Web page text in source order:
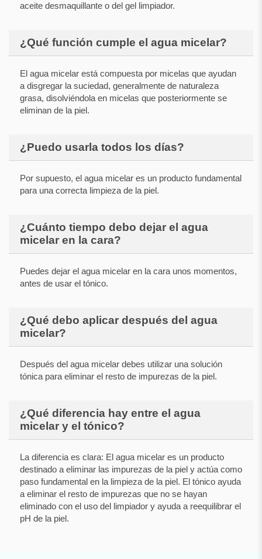
aceite desmaquillante o del gel limpiador.
¿Qué función cumple el agua micelar?
El agua micelar está compuesta por micelas que ayudan
a disgregar la suciedad, generalmente de naturaleza
grasa, disolviéndola en micelas que posteriormente se
eliminan de la piel.
¿Puedo usarla todos los días?
Por supuesto, el agua micelar es un producto fundamental
para una correcta limpieza de la piel.
¿Cuánto tiempo debo dejar el agua
micelar en la cara?
Puedes dejar el agua micelar en la cara unos momentos,
antes de usar el tónico.
¿Qué debo aplicar después del agua
micelar?
Después del agua micelar debes utilizar una solución
tónica para eliminar el resto de impurezas de la piel.
¿Qué diferencia hay entre el agua
micelar y el tónico?
La diferencia es clara: El agua micelar es un producto
destinado a eliminar las impurezas de la piel y actúa como
paso fundamental en la limpieza de la piel. El tónico ayuda
a eliminar el resto de impurezas que no se hayan
eliminado con el uso del limpiador y ayuda a reequilibrar el
pH de la piel.